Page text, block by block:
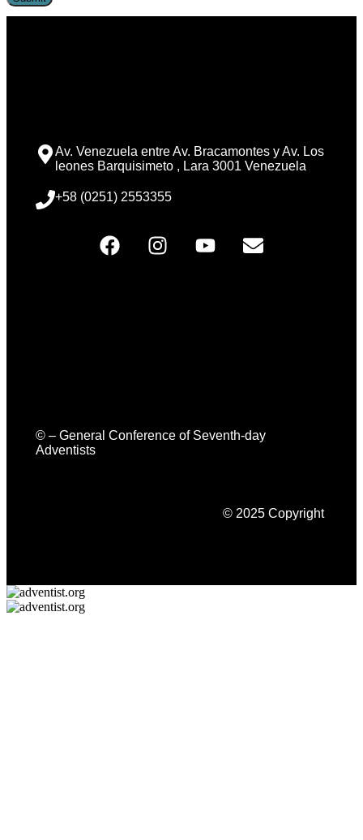
Av. Venezuela entre Av. Bracamontes y Av. Los
leones Barquisimeto , Lara 3001 Venezuela
+58 (0251) 2553355
© – General Conference of Seventh-day
Adventists
© 2025 Copyright